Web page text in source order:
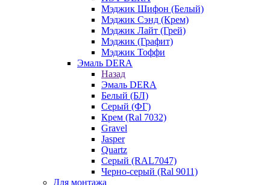
Мэджик Шифон (Белый)
Мэджик Сэнд (Крем)
Мэджик Лайт (Грей)
Мэджик (Графит)
Мэджик Тоффи
Эмаль DERA
Назад
Эмаль DERA
Белый (БЛ)
Серый (ФГ)
Крем (Ral 7032)
Gravel
Jasper
Quartz
Серый (RAL7047)
Черно-серый (Ral 9011)
Для монтажа